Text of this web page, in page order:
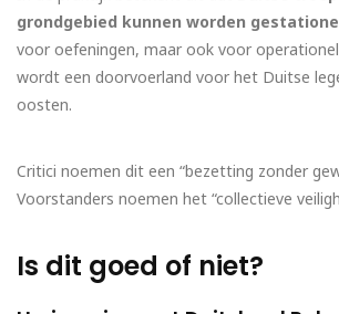
grondgebied kunnen worden
voor oefeningen, maar ook voor
wordt een doorvoerland voor het Duitse
oosten.
Critici noemen dit een “bezetting zonder
Voorstanders noemen het “collectieve
Is dit goed of niet?